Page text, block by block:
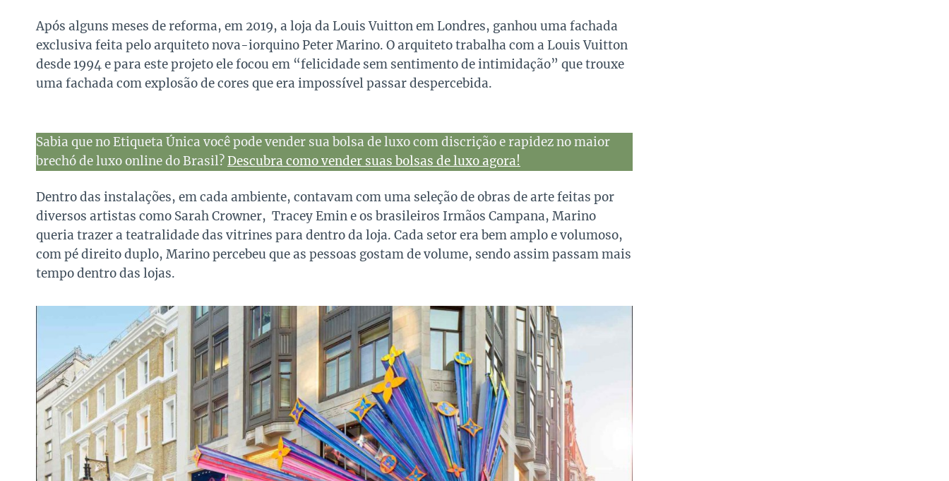
Após alguns meses de reforma, em 2019, a loja da Louis Vuitton em Londres, ganhou uma fachada
exclusiva feita pelo arquiteto nova-iorquino Peter Marino. O arquiteto trabalha com a Louis Vuitton
desde 1994 e para este projeto ele focou em “felicidade sem sentimento de intimidação” que trouxe
uma fachada com explosão de cores que era impossível passar despercebida.
Sabia que no Etiqueta Única você pode vender sua bolsa de luxo com discrição e rapidez no maior
brechó de luxo online do Brasil?Descubra como vender suas bolsas de luxo agora!
Dentro das instalações, em cada ambiente, contavam com uma seleção de obras de arte feitas por
diversos artistas como Sarah Crowner, Tracey Emin e os brasileiros Irmãos Campana, Marino
queria trazer a teatralidade das vitrines para dentro da loja. Cada setor era bem amplo e volumoso,
com pé direito duplo, Marino percebeu que as pessoas gostam de volume, sendo assim passam mais
tempo dentro das lojas.